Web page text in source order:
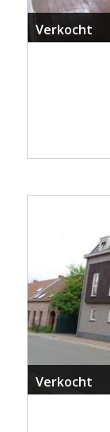
Verkocht
Verkocht